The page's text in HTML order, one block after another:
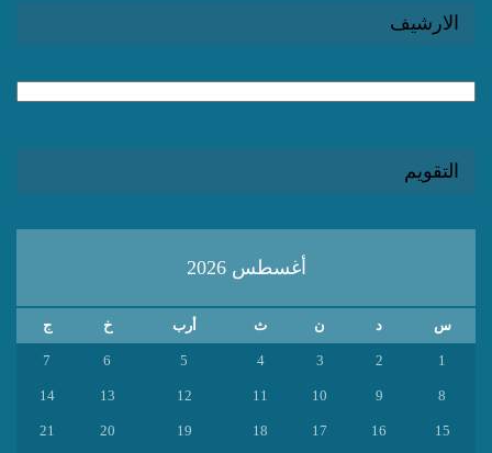
الارشيف
التقويم
أغسطس 2026
س د ن ث أرب خ ج
1
2
3
4
5
6
7
8
9
10
11
12
13
14
15
16
17
18
19
20
21